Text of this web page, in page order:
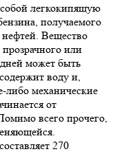
собой легкокипящую
получаемого
нефтей. Вещество
или
может быть
воду и,
либо механические
от
всего прочего,
270